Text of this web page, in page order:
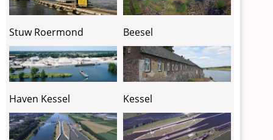
Stuw Roermond Beesel
Haven Kessel Kessel